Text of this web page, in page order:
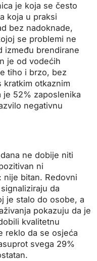
je koja se često
koja u praksi
bez nadoknade,
se problemi ne
između brendirane
je od vodećih
tiho i brzo, bez
kratkim otkaznim
je 52% zaposlenika
negativnu
ne dobije niti
ni
bitan. Redovni
da
je stalo do osobe, a
pokazuju da je
kvalitetnu
reklo da se osjeća
svega 29%